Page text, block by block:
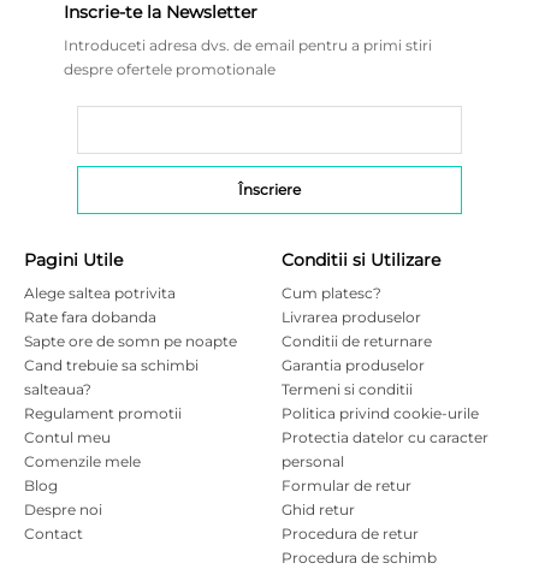
Inscrie-te la Newsletter
Introduceti adresa dvs. de email pentru a primi stiri
despre ofertele promotionale
Pagini Utile
Alege saltea potrivita
Rate fara dobanda
Sapte ore de somn pe noapte
Cand trebuie sa schimbi
salteaua?
Regulament promotii
Contul meu
Comenzile mele
Blog
Despre noi
Contact
Conditii si Utilizare
Cum platesc?
Livrarea produselor
Conditii de returnare
Garantia produselor
Termeni si conditii
Politica privind cookie-urile
Protectia datelor cu caracter
personal
Formular de retur
Ghid retur
Procedura de retur
Procedura de schimb